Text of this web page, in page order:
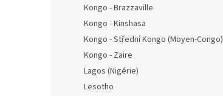
Kongo - Brazzaville
Kongo - Kinshasa
Kongo - Střední Kongo (Moyen-Congo)
Kongo - Zaire
Lagos (Nigérie)
Lesotho